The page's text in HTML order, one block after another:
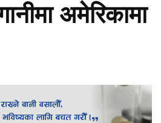
अमेरिकामा